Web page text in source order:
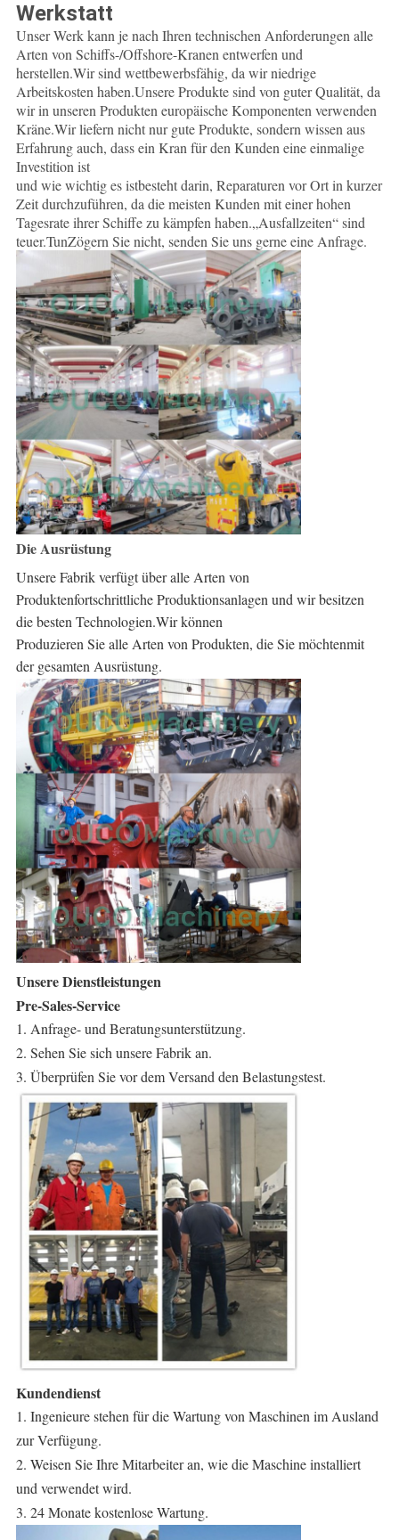
Werkstatt
Unser Werk kann je nach Ihren technischen Anforderungen alle
Arten von Schiffs-/Offshore-Kranen entwerfen und
herstellen.Wir sind wettbewerbsfähig, da wir niedrige
Arbeitskosten haben.Unsere Produkte sind von guter Qualität, da
wir in unseren Produkten europäische Komponenten verwenden
Kräne.Wir liefern nicht nur gute Produkte, sondern wissen aus
Erfahrung auch, dass ein Kran für den Kunden eine einmalige
Investition ist
und wie wichtig es istbesteht darin, Reparaturen vor Ort in kurzer
Zeit durchzuführen, da die meisten Kunden mit einer hohen
Tagesrate ihrer Schiffe zu kämpfen haben.„Ausfallzeiten“ sind
teuer.TunZögern Sie nicht, senden Sie uns gerne eine Anfrage.
Die Ausrüstung
Unsere Fabrik verfügt über alle Arten von
Produktenfortschrittliche Produktionsanlagen und wirbesitzen
die besten Technologien.Wir können
Produzieren Sie alle Arten von Produkten, die Sie möchtenmit
der gesamten Ausrüstung.
Unsere Dienstleistungen
Pre-Sales-Service
1. Anfrage- und Beratungsunterstützung.
2. Sehen Sie sich unsere Fabrik an.
3. Überprüfen Sie vor dem Versand den Belastungstest.
Kundendienst
1. Ingenieure stehen für die Wartung von Maschinen im Ausland
zur Verfügung.
2. Weisen Sie Ihre Mitarbeiter an, wie die Maschine installiert
und verwendet wird.
3. 24 Monate kostenlose Wartung.